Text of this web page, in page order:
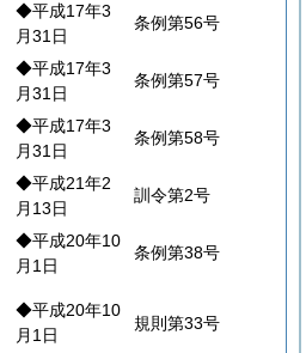
◆平成17年3
月31日
条例第56号
◆平成17年3
月31日
条例第57号
◆平成17年3
月31日
条例第58号
◆平成21年2
月13日
訓令第2号
◆平成20年10
月1日
条例第38号
◆平成20年10
月1日
規則第33号